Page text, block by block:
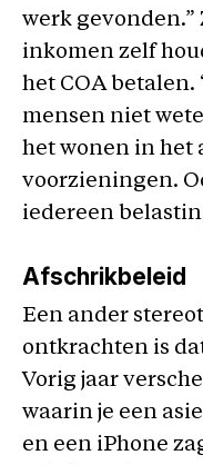
werk gevonden.”
inkomen zelf
het COA betalen.
mensen niet
het wonen in het
voorzieningen.
iedereen
Afschrikbeleid
Een ander
ontkrachten is
Vorig jaar
waarin je een
en een iPhone